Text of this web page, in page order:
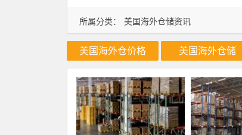
所属分类： 美国海外仓储资讯
美国海外仓价格 美国海外仓储